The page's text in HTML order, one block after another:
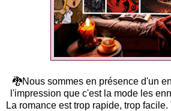
🐉Nous sommes en présence d'un
l'impression que c'est la mode les
La romance est trop rapide, trop